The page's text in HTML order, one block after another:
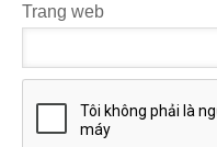
Trang web